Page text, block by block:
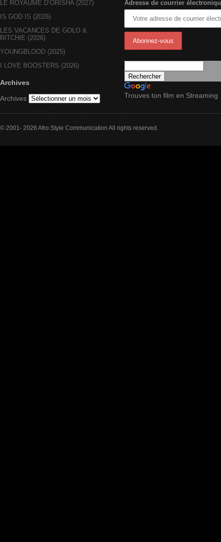
LE ROYAUME D’ORÏSHA (2027)
IS GOD IS (2026)
LES VACANCES DE GOLO &
RITCHIE (2026)
YOUNGBLOOD (2025)
I LOVE BOOSTERS (2026)
Archives
Archives
Adresse de courrier
Trouves ton film en Streaming
© 2001- 2026 Afro Style Communication All rights reserved.